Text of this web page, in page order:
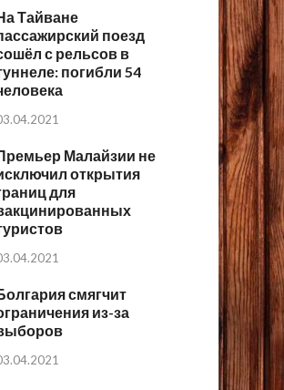
Тайване
поезд
с рельсов в
погибли 54
Малайзии не
открытия
для
смягчит
из-за